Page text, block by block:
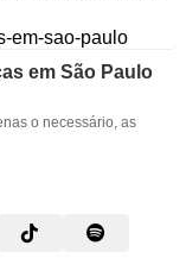
em São Paulo
o necessário, as